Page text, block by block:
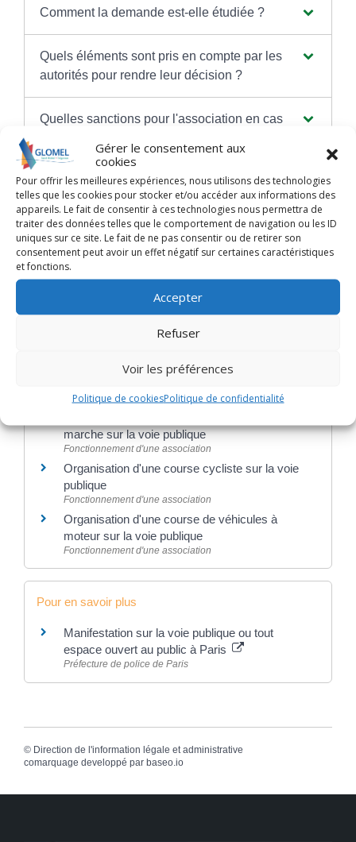
Gérer le consentement aux
cookies
Pour offrir les meilleures expériences, nous utilisons des technologies
telles que les cookies pour stocker et/ou accéder aux informations des
appareils. Le fait de consentir à ces technologies nous permettra de
traiter des données telles que le comportement de navigation ou les ID
uniques sur ce site. Le fait de ne pas consentir ou de retirer son
consentement peut avoir un effet négatif sur certaines caractéristiques
et fonctions.
Accepter
Refuser
Voir les préférences
Politique de cookiesPolitique de confidentialité
Comment la demande est-elle étudiée ?
Quels éléments sont pris en compte par les
autorités pour rendre leur décision ?
Quelles sanctions pour l'association en cas
Textes de référence
Services en ligne et formulaires
Organisation d'événements par une
Fonctionnement d'une association
marche sur la voie publique
Fonctionnement d'une association
Organisation d'une course cycliste sur la voie
publique
Fonctionnement d'une association
Organisation d'une course de véhicules à
moteur sur la voie publique
Fonctionnement d'une association
Pour en savoir plus
Manifestation sur la voie publique ou tout
espace ouvert au public à Paris
Préfecture de police de Paris
© Direction de l'information légale et administrative
comarquage developpé par baseo.io